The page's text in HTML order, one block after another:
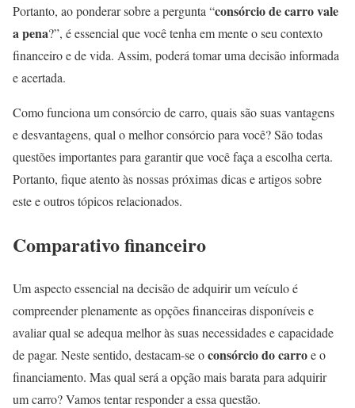
Portanto, ao ponderar sobre a pergunta “consórcio de carro vale
a pena?”, é essencial que você tenha em mente o seu contexto
financeiro e de vida. Assim, poderá tomar uma decisão informada
e acertada.
Como funciona um consórcio de carro, quais são suas vantagens
e desvantagens, qual o melhor consórcio para você? São todas
questões importantes para garantir que você faça a escolha certa.
Portanto, fique atento às nossas próximas dicas e artigos sobre
este e outros tópicos relacionados.
Comparativo financeiro
Um aspecto essencial na decisão de adquirir um veículo é
compreender plenamente as opções financeiras disponíveis e
avaliar qual se adequa melhor às suas necessidades e capacidade
de pagar. Neste sentido, destacam-se oconsórcio do carroe o
financiamento. Mas qual será a opção mais barata para adquirir
um carro? Vamos tentar responder a essa questão.